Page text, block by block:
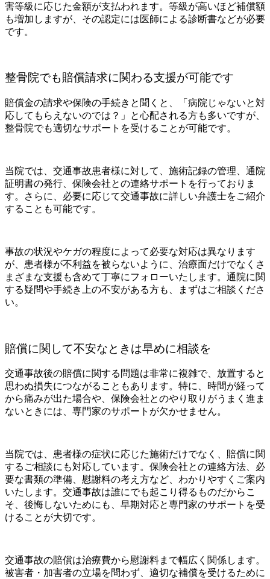
害等級に応じた金額が支払われます。等級が高いほど補償額
も増加しますが、その認定には医師による診断書などが必要
です。
整骨院でも賠償請求に関わる支援が可能です
賠償金の請求や保険の手続きと聞くと、「病院じゃないと対
応してもらえないのでは？」と心配される方も多いですが、
整骨院でも適切なサポートを受けることが可能です。
当院では、交通事故患者様に対して、施術記録の管理、通院
証明書の発行、保険会社との連絡サポートを行っておりま
す。さらに、必要に応じて交通事故に詳しい弁護士をご紹介
することも可能です。
事故の状況やケガの程度によって必要な対応は異なります
が、患者様が不利益を被らないように、治療面だけでなくさ
まざまな支援も含めて丁寧にフォローいたします。通院に関
する疑問や手続き上の不安がある方も、まずはご相談くださ
い。
賠償に関して不安なときは早めに相談を
交通事故後の賠償に関する問題は非常に複雑で、放置すると
思わぬ損失につながることもあります。特に、時間が経って
から痛みが出た場合や、保険会社とのやり取りがうまく進ま
ないときには、専門家のサポートが欠かせません。
当院では、患者様の症状に応じた施術だけでなく、賠償に関
するご相談にも対応しています。保険会社との連絡方法、必
要な書類の準備、慰謝料の考え方など、わかりやすくご案内
いたします。交通事故は誰にでも起こり得るものだからこ
そ、後悔しないためにも、早期対応と専門家のサポートを受
けることが大切です。
交通事故の賠償は治療費から慰謝料まで幅広く関係します。
被害者・加害者の立場を問わず、適切な補償を受けるために